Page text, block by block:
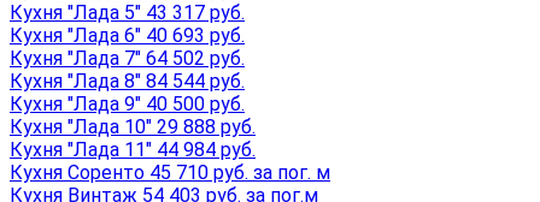
Кухня "Лада 5" 43 317 руб.
Кухня "Лада 6" 40 693 руб.
Кухня "Лада 7" 64 502 руб.
Кухня "Лада 8" 84 544 руб.
Кухня "Лада 9" 40 500 руб.
Кухня "Лада 10" 29 888 руб.
Кухня "Лада 11" 44 984 руб.
Кухня Соренто 45 710 руб. за пог. м
Кухня Винтаж 54 403 руб. за пог.м